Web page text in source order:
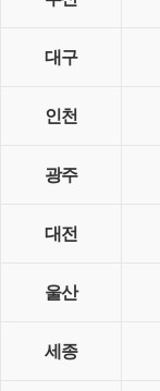
대구
인천
광주
대전
울산
세종